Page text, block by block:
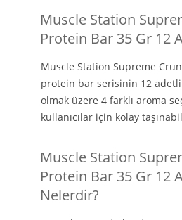
Muscle Station
Protein Bar 35 Gr 12
Muscle Station Supreme
protein bar serisinin 12
olmak üzere 4 farklı aroma
kullanıcılar için kolay
Muscle Station
Protein Bar 35 Gr 12
Nelerdir?